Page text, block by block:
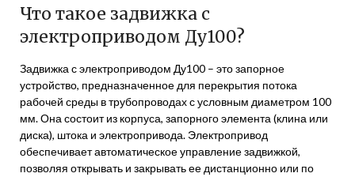
Что такое задвижка с
электроприводом Ду100?
Задвижка с электроприводом Ду100 – это запорное
устройство, предназначенное для перекрытия потока
рабочей среды в трубопроводах с условным диаметром 100
мм. Она состоит из корпуса, запорного элемента (клина или
диска), штока и электропривода. Электропривод
обеспечивает автоматическое управление задвижкой,
позволяя открывать и закрывать ее дистанционно или по